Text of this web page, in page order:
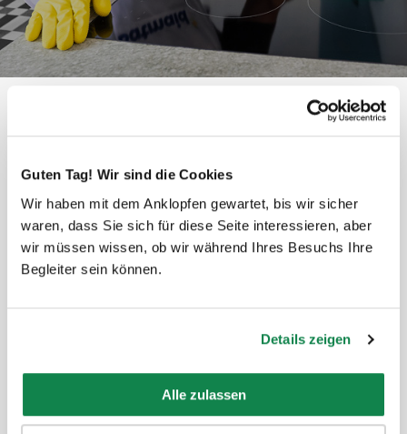
Guten Tag! Wir sind die Cookies
Wir haben mit dem Anklopfen gewartet, bis wir sicher
waren, dass Sie sich für diese Seite interessieren, aber
wir müssen wissen, ob wir während Ihres Besuchs Ihre
Begleiter sein können.
Details zeigen
Alle zulassen
nous et c'est de loin notre batmaid préférée. Son
travail est d'une grande qualité!